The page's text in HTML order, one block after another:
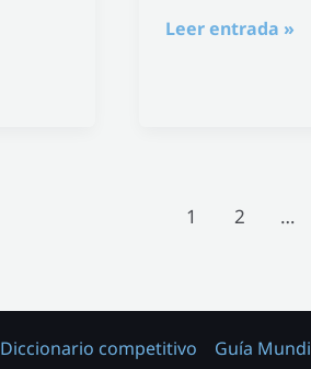
Leer entrada »
1 2 …
Diccionario competitivo Guía